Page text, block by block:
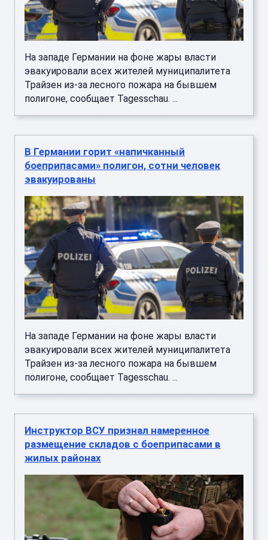
На западе Германии на фоне жары власти
эвакуировали всех жителей муниципалитета
Трайзен из-за лесного пожара на бывшем
полигоне, сообщает Tagesschau. ...
В Германии горит «напичканный
боеприпасами» полигон, сотни человек
эвакуированы
На западе Германии на фоне жары власти
эвакуировали всех жителей муниципалитета
Трайзен из-за лесного пожара на бывшем
полигоне, сообщает Tagesschau. ...
Инструктор ВСУ признал намеренное
размещение складов с боеприпасами в
жилых районах